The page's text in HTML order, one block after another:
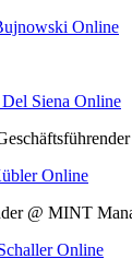
Online
Online
Online
@ MINT
Online